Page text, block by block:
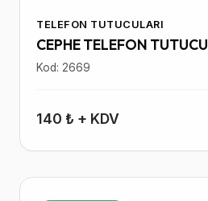
TELEFON TUTUCULARI
CEPHE TELEFON TUTUCU
Kod: 2669
140 ₺ + KDV